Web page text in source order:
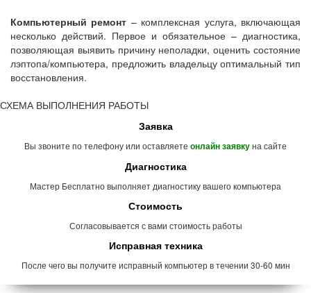
Компьютерный ремонт – комплексная услуга, включающая
несколько действий. Первое и обязательное – диагностика,
позволяющая выявить причину неполадки, оценить состояние
лэптопа/компьютера, предложить владельцу оптимальный тип
восстановления.
СХЕМА ВЫПОЛНЕНИЯ РАБОТЫ
Заявка
Вы звоните по телефону или оставляете онлайн заявкуна сайте
Диагностика
Мастер Бесплатно выполняет диагностику вашего компьютера
Стоимость
Согласовывается с вами стоимость работы
Исправная техника
После чего вы получите исправный компьютер в течении 30-60 мин